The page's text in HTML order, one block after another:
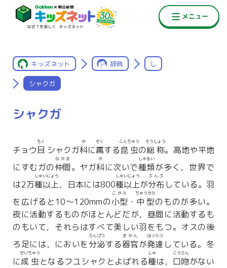
キッズネット 辞典 し
シャクガ
シャクガ
チョウ目
もく
シャクガ科
か
に属
ぞく
する昆虫
こんちゅう
の総称
そうしょう
。高地や平地
にすむガの仲間
なかま
。ヤガ科
か
に次いで種類
しゅるい
が多く，世界で
は2万種以上
しゅいじょう
，日本には800種以上
しゅいじょう
が分布
ぶんぷ
している。羽
を広げると10〜120mmの小型
こがた
・ 中型
ちゅうがた
のものが多い。
夜に活動するものがほとんどだが，昼間に活動するも
のもいて，それらはすべて美しい羽をもつ。オスの後
ろ足には，においを 分泌
ぶんぴつ
する器官
きかん
が発達
はったつ
している。冬
に成虫
せいちゅう
となるフユシャクとよばれる種
しゅ
は， 口吻
こうふん
がない